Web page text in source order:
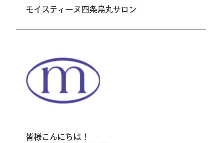
モイスティーヌ四条烏丸サロン
皆様こんにちは！